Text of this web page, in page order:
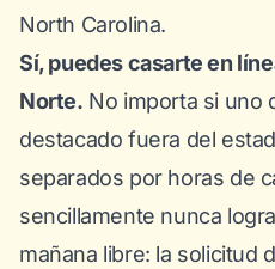
North Carolina.
Sí, puedes casarte en
Norte. No importa si uno
destacado fuera del
separados por horas de
sencillamente nunca
mañana libre: la solicitud